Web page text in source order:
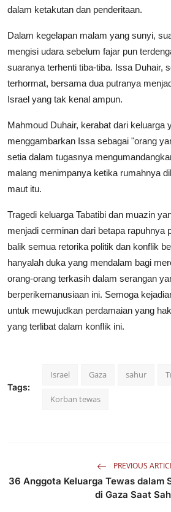
dalam ketakutan dan penderitaan.
Dalam kegelapan malam yang sunyi,
mengisi udara sebelum fajar pun
suaranya terhenti tiba-tiba. Issa Duhair,
terhormat, bersama dua putranya
Israel yang tak kenal ampun.
Mahmoud Duhair, kerabat dari keluarga
menggambarkan Issa sebagai "orang
setia dalam tugasnya
malang menimpanya ketika rumahnya
maut itu.
Tragedi keluarga Tabatibi dan muazin
menjadi cerminan dari betapa rapuhnya
balik semua retorika politik dan konflik
hanyalah duka yang mendalam bagi
orang-orang terkasih dalam serangan
berperikemanusiaan ini. Semoga
untuk mewujudkan perdamaian yang
yang terlibat dalam konflik ini.
Tags:
Israel Gaza sahur
Korban tewas
PREVIOUS
36 Anggota Keluarga Tewas dalam
di Gaza Saat